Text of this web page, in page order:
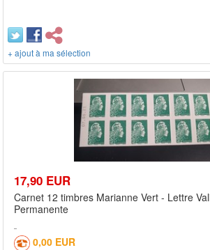
+ ajout à ma sélection
17,90 EUR
Carnet 12 timbres Marianne Vert - Lettre
Permanente
0,00 EUR